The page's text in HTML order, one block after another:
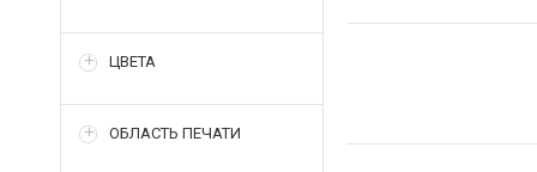
ЦВЕТА
ОБЛАСТЬ ПЕЧАТИ